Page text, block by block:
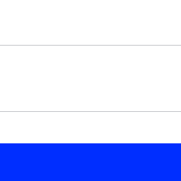
40 Neo
Fusión
Ed. Esp. Motorola Moto
Power Motorola Moto